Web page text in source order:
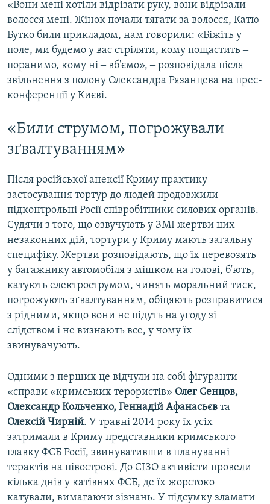
«Вони мені хотіли відрізати руку, вони відрізали
волосся мені. Жінок почали тягати за волосся, Катю
Бутко били прикладом, нам говорили: «Біжіть у
поле, ми будемо у вас стріляти, кому пощастить ‒
поранимо, кому ні ‒ вб'ємо», ‒ розповідала після
звільнення з полону Олександра Рязанцева на прес-
конференції у Києві.
«Били струмом, погрожували
зґвалтуванням»
Після російської анексії Криму практику
застосування тортур до людей продовжили
підконтрольні Росії співробітники силових органів.
Судячи з того, що озвучують у ЗМІ жертви цих
незаконних дій, тортури у Криму мають загальну
специфіку. Жертви розповідають, що їх перевозять
у багажнику автомобіля з мішком на голові, б'ють,
катують електрострумом, чинять моральний тиск,
погрожують зґвалтуванням, обіцяють розправитися
з рідними, якщо вони не підуть на угоду зі
слідством і не визнають все, у чому їх
звинувачують.
Одними з перших це відчули на собі фігуранти
«справи «кримських терористів» Олег Сенцов,
Олександр Кольченко, Геннадій Афанасьєв та
Олексій Чирній. У травні 2014 року їх усіх
затримали в Криму представники кримського
главку ФСБ Росії, звинувативши в плануванні
терактів на півострові. До СІЗО активісти провели
кілька днів у катівнях ФСБ, де їх жорстоко
катували, вимагаючи зізнань. У підсумку зламати